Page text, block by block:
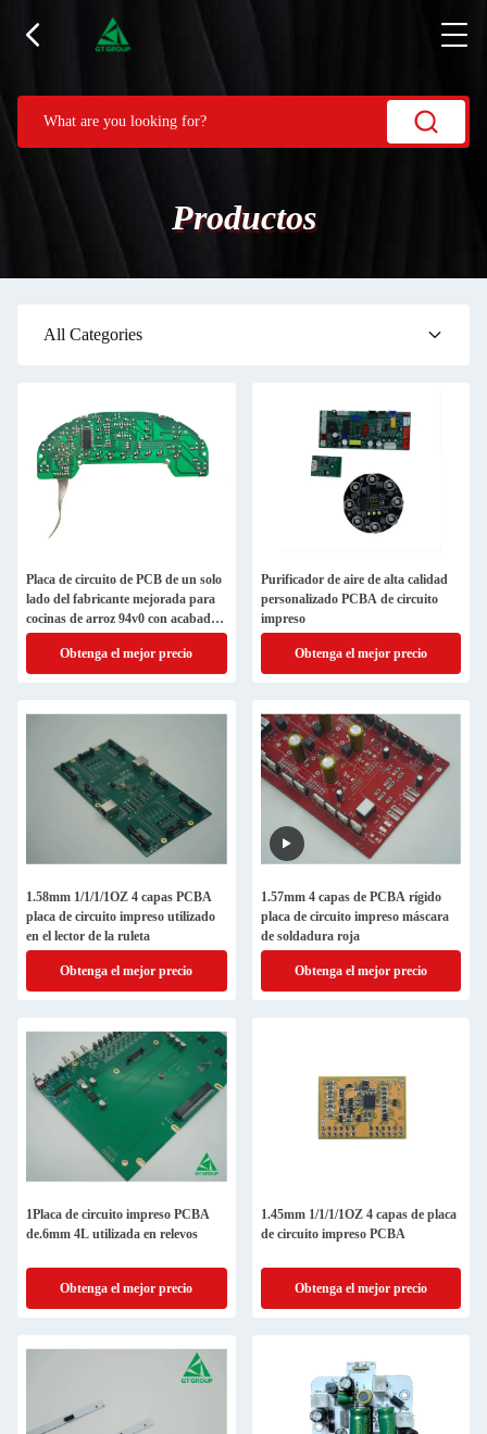
Productos
All Categories
Placa de circuito de PCB de un solo
lado del fabricante mejorada para
cocinas de arroz 94v0 con acabado
de superficie de base FR4 OSP
Obtenga el mejor precio
Purificador de aire de alta calidad
personalizado PCBA de circuito
impreso
Obtenga el mejor precio
1.58mm 1/1/1/1OZ 4 capas PCBA
placa de circuito impreso utilizado
en el lector de la ruleta
Obtenga el mejor precio
1.57mm 4 capas de PCBA rígido
placa de circuito impreso máscara
de soldadura roja
Obtenga el mejor precio
1Placa de circuito impreso PCBA
de.6mm 4L utilizada en relevos
Obtenga el mejor precio
1.45mm 1/1/1/1OZ 4 capas de placa
de circuito impreso PCBA
Obtenga el mejor precio